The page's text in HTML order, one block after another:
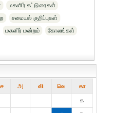
மகளிர் கட்டுரைகள்
சமையல் குறிப்புகள்
மகளிர் மன்றம்
கோலங்கள்
அ வி வெ கா
௧